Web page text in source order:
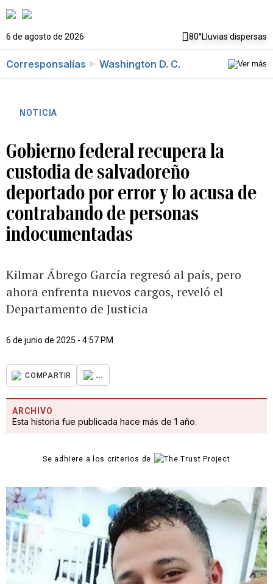
6 de agosto de 2026 80°Lluvias dispersas
Corresponsalías Washington D. C.
NOTICIA
Gobierno federal recupera la
custodia de salvadoreño
deportado por error y lo acusa de
contrabando de personas
indocumentadas
Kilmar Ábrego García regresó al país, pero
ahora enfrenta nuevos cargos, reveló el
Departamento de Justicia
6 de junio de 2025 - 4:57 PM
COMPARTIR ...
ARCHIVO
Esta historia fue publicada hace más de 1 año.
Se adhiere a los criterios de